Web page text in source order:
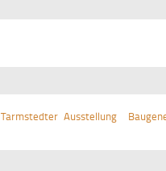
Tarmstedter Ausstellung